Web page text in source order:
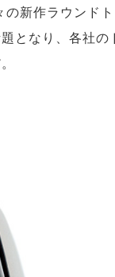
新作ラウンド
となり、各社の